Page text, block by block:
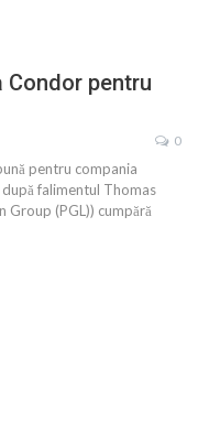
Condor pentru
0
pentru compania
falimentul Thomas
Group (PGL)) cumpără